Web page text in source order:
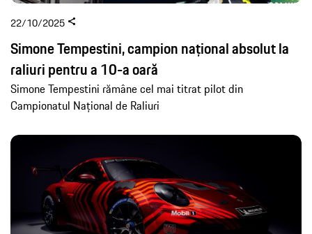
22/10/2025
Simone Tempestini, campion național absolut la
raliuri pentru a 10-a oară
Simone Tempestini rămâne cel mai titrat pilot din
Campionatul Național de Raliuri